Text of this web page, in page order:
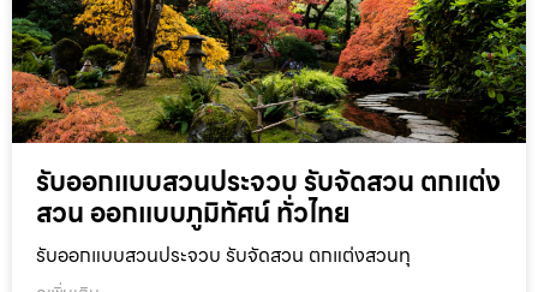
รับออกแบบสวนประจวบ รับจัดสวน ตกแต่ง
สวน ออกแบบภูมิทัศน์ ทั่วไทย
รับออกแบบสวนประจวบ รับจัดสวน ตกแต่งสวนทุ